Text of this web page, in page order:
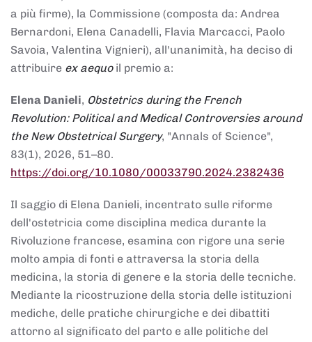
a più firme), la Commissione (composta da: Andrea
Bernardoni, Elena Canadelli, Flavia Marcacci, Paolo
Savoia, Valentina Vignieri), all'unanimità, ha deciso di
attribuire ex aequoil premio a:
Elena Danieli, Obstetrics during the French
Revolution: Political and Medical Controversies around
the New Obstetrical Surgery, "Annals of Science",
83(1), 2026, 51–80.
https://doi.org/10.1080/00033790.2024.2382436
Il saggio di Elena Danieli, incentrato sulle riforme
dell'ostetricia come disciplina medica durante la
Rivoluzione francese, esamina con rigore una serie
molto ampia di fonti e attraversa la storia della
medicina, la storia di genere e la storia delle tecniche.
Mediante la ricostruzione della storia delle istituzioni
mediche, delle pratiche chirurgiche e dei dibattiti
attorno al significato del parto e alle politiche del